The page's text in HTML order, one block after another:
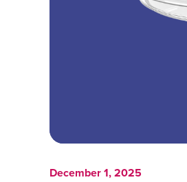
December 1, 2025